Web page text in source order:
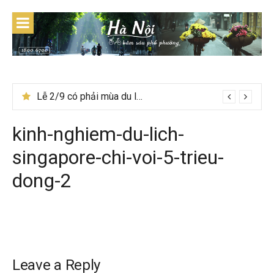
content
Lễ 2/9 có phải mùa du lịch Hà Giang đẹp không?
kinh-nghiem-du-lich-
singapore-chi-voi-5-trieu-
dong-2
Leave a Reply